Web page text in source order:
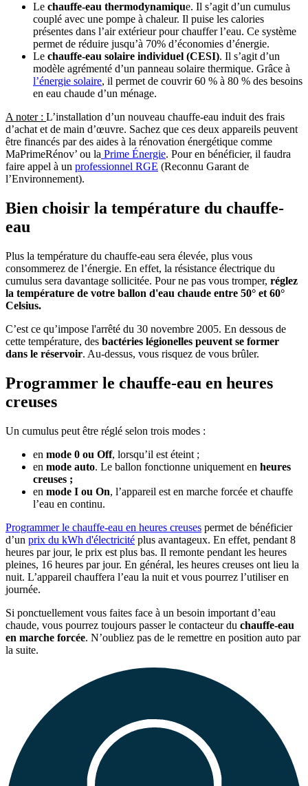
Le chauffe-eau thermodynamique. Il s’agit d’un cumulus
couplé avec une pompe à chaleur. Il puise les calories
présentes dans l’air extérieur pour chauffer l’eau. Ce système
permet de réduire jusqu’à 70% d’économies d’énergie.
Le chauffe-eau solaire individuel (CESI). Il s’agit d’un
modèle agrémenté d’un panneau solaire thermique. Grâce à
l’énergie solaire, il permet de couvrir 60 % à 80 % des besoins
en eau chaude d’un ménage.
A noter : L’installation d’un nouveau chauffe-eau induit des frais
d’achat et de main d’œuvre. Sachez que ces deux appareils peuvent
être financés par des aides à la rénovation énergétique comme
MaPrimeRénov’ ou la Prime Énergie. Pour en bénéficier, il faudra
faire appel à un professionnel RGE (Reconnu Garant de
l’Environnement).
Bien choisir la température du chauffe-
eau
Plus la température du chauffe-eau sera élevée, plus vous
consommerez de l’énergie. En effet, la résistance électrique du
cumulus sera davantage sollicitée. Pour ne pas vous tromper, réglez
la température de votre ballon d'eau chaude entre 50° et 60°
Celsius.
C’est ce qu’impose l'arrêté du 30 novembre 2005. En dessous de
cette température, des bactéries légionelles peuvent se former
dans le réservoir. Au-dessus, vous risquez de vous brûler.
Programmer le chauffe-eau en heures
creuses
Un cumulus peut être réglé selon trois modes :
en mode 0 ou Off, lorsqu’il est éteint ;
en mode auto. Le ballon fonctionne uniquement en heures
creuses ;
en mode I ou On, l’appareil est en marche forcée et chauffe
l’eau en continu.
Programmer le chauffe-eau en heures creuses permet de bénéficier
d’un prix du kWh d'électricité plus avantageux. En effet, pendant 8
heures par jour, le prix est plus bas. Il remonte pendant les heures
pleines, 16 heures par jour. En général, les heures creuses ont lieu la
nuit. L’appareil chauffera l’eau la nuit et vous pourrez l’utiliser en
journée.
Si ponctuellement vous faites face à un besoin important d’eau
chaude, vous pourrez toujours passer le contacteur du chauffe-eau
en marche forcée. N’oubliez pas de le remettre en position auto par
la suite.